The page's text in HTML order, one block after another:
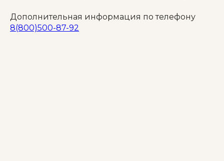
Дополнительная информация по телефону
8(800)500-87-92